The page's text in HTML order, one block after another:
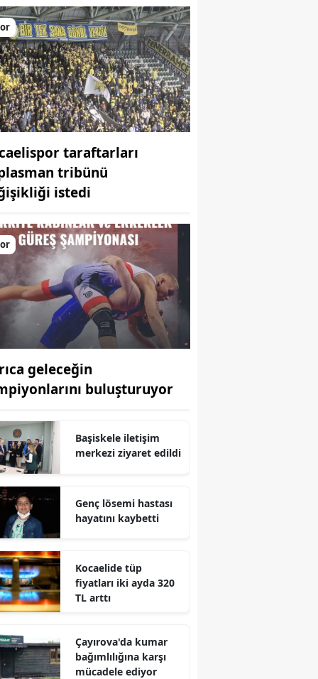
Bilecik
Bingöl
Bitlis
Bolu
Burdur
Bursa
Çanakkale
Çorum
Denizli
Diyarbakır
Edirne
Elazığ
Erzincan
Eskişehir
Giresun
Hakkari
Hatay
Mersin
taraftarları
tribünü
istedi
geleceğin
buluşturuyor
Başiskele iletişim
merkezi ziyaret edildi
Genç lösemi hastası
hayatını kaybetti
Kocaelide tüp
fiyatları iki ayda 320
TL arttı
Çayırova'da kumar
bağımlılığına karşı
mücadele ediyor